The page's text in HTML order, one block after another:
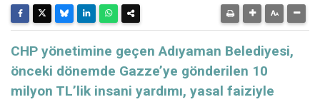
CHP yönetimine geçen Adıyaman Belediyesi,
önceki dönemde Gazze’ye gönderilen 10
milyon TL’lik insani yardımı, yasal faiziyle